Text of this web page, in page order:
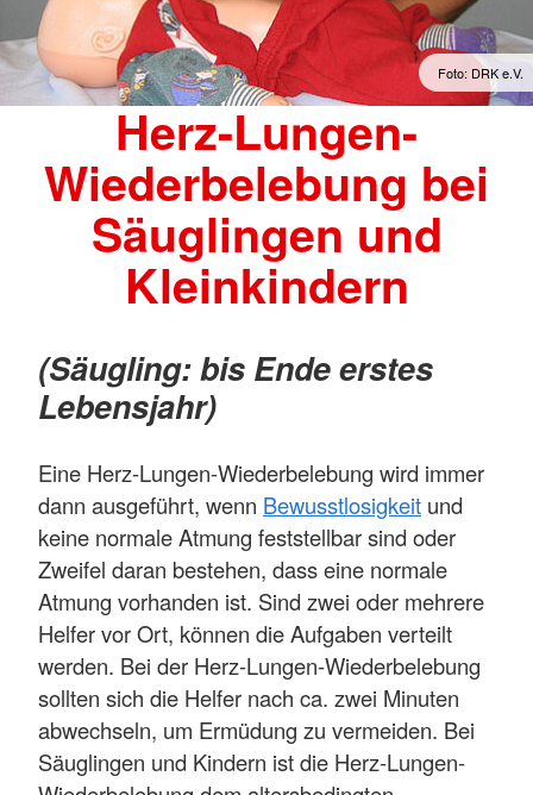
Foto: DRK e.V.
Herz-Lungen-
Wiederbelebung bei
Säuglingen und
Kleinkindern
(Säugling: bis Ende erstes
Lebensjahr)
Eine Herz-Lungen-Wiederbelebung wird immer
dann ausgeführt, wenn Bewusstlosigkeit und
keine normale Atmung feststellbar sind oder
Zweifel daran bestehen, dass eine normale
Atmung vorhanden ist. Sind zwei oder mehrere
Helfer vor Ort, können die Aufgaben verteilt
werden. Bei der Herz-Lungen-Wiederbelebung
sollten sich die Helfer nach ca. zwei Minuten
abwechseln, um Ermüdung zu vermeiden. Bei
Säuglingen und Kindern ist die Herz-Lungen-